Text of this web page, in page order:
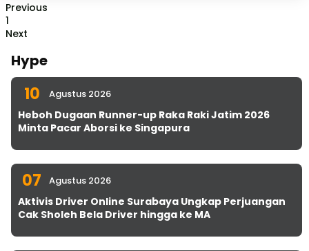
Previous
1
Next
Hype
10 Agustus 2026
Heboh Dugaan Runner-up Raka Raki Jatim 2026
Minta Pacar Aborsi ke Singapura
07 Agustus 2026
Aktivis Driver Online Surabaya Ungkap Perjuangan
Cak Sholeh Bela Driver hingga ke MA